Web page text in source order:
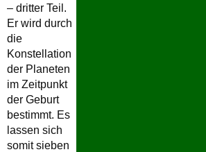
– dritter Teil.
Er wird durch
die
Konstellation
der Planeten
im Zeitpunkt
der Geburt
bestimmt. Es
lassen sich
somit sieben